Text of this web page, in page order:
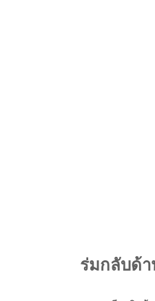
ร่มกลับด้